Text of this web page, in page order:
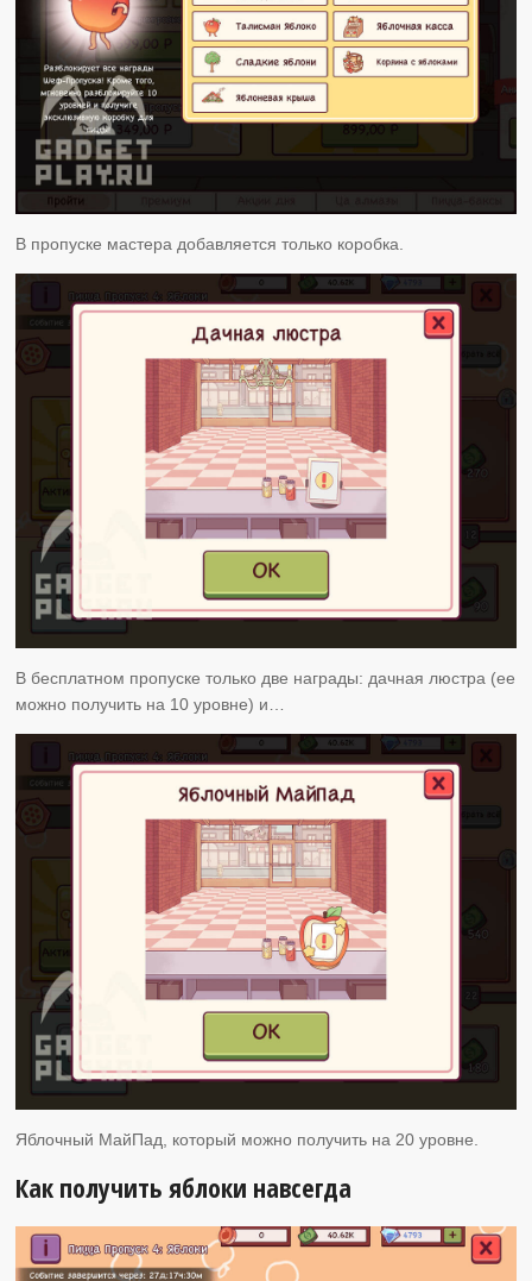
В пропуске мастера добавляется только коробка.
В бесплатном пропуске только две награды: дачная люстра (ее
можно получить на 10 уровне) и…
Яблочный МайПад, который можно получить на 20 уровне.
Как получить яблоки навсегда